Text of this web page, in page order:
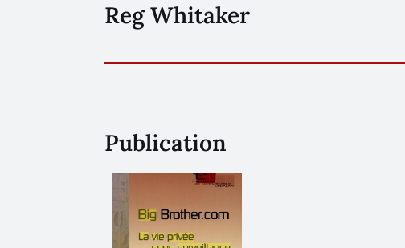
Reg Whitaker
Publication